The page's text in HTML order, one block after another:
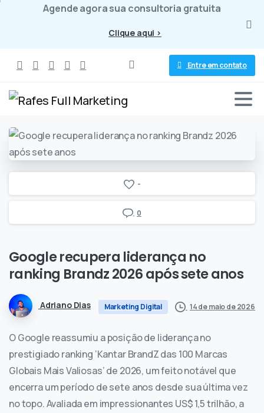
Agende agora sua consultoria gratuita
Clique aqui >
Entre em contato
-
0
Googlerecupera liderança no
ranking Brandz2026apósseteanos
Adriano Dias Marketing Digital 14 de maio de 2026
O Google reassumiu a posição de liderança no
prestigiado ranking ‘Kantar BrandZ das 100 Marcas
Globais Mais Valiosas’ de 2026, um feito notável que
encerra um período de sete anos desde sua última vez
no topo. Avaliada em impressionantes US$ 1,5 trilhão, a